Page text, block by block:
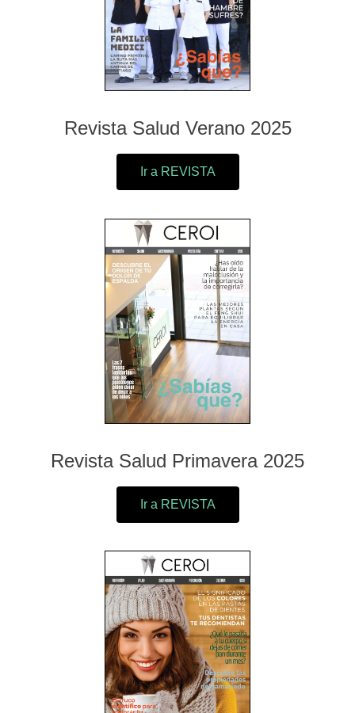
Revista Salud Verano 2025
Ir a REVISTA
Revista Salud Primavera 2025
Ir a REVISTA